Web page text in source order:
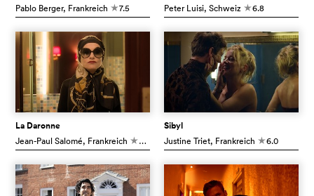
Pablo Berger, Frankreich c7.5 Peter Luisi, Schweiz c6.8
La Daronne
Jean-Paul Salomé, Frankreich c6.3
Sibyl
Justine Triet, Frankreich c6.0